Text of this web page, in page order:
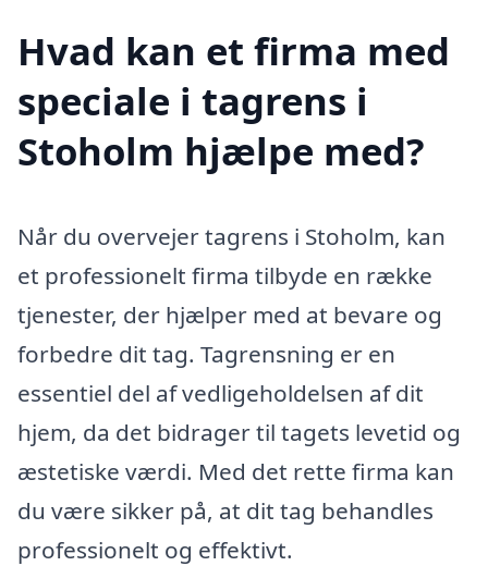
Hvad kan et firma med
speciale i tagrens i
Stoholm hjælpe med?
Når du overvejer tagrens i Stoholm, kan
et professionelt firma tilbyde en række
tjenester, der hjælper med at bevare og
forbedre dit tag. Tagrensning er en
essentiel del af vedligeholdelsen af dit
hjem, da det bidrager til tagets levetid og
æstetiske værdi. Med det rette firma kan
du være sikker på, at dit tag behandles
professionelt og effektivt.